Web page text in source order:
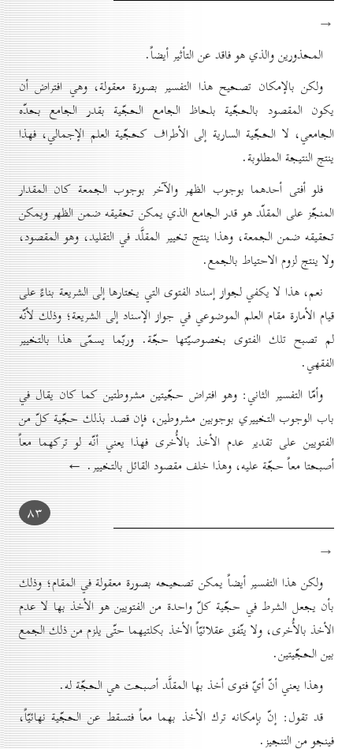
→
المحذورين والذي هو فاقد عن التأثير أيضاً.
ولكن بالإمكان تصحيح هذا التفسير بصورة معقولة، وهي افتراض أن
يكون المقصود بالحجّية بلحاظ الجامع الحجّية بقدر الجامع بحدّه
الجامعي، لا الحجّية السارية إلى الأطراف كحجّية العلم الإجمالي، فهذا
ينتج النتيجة المطلوبة.
فلو أفتى أحدهما بوجوب الظهر والآخر بوجوب الجمعة كان المقدار
المنجّز على المقلّد هو قدر الجامع الذي يمكن تحقيقه ضمن الظهر ويمكن
تحقيقه ضمن الجمعة، وهذا ينتج تخيير المقلَّد في التقليد، وهو المقصود،
ولا ينتج لزوم الاحتياط بالجمع.
نعم، هذا لا يكفي لجواز إسناد الفتوى التي يختارها إلى الشريعة بناءً على
قيام الأمارة مقام العلم الموضوعي في جواز الإسناد إلى الشريعة؛ وذلك لأنّه
لم تصبح تلك الفتوى بخصوصيّتها حجّة. وربّما يسمّى هذا بالتخيير
الفقهي.
وأمّا التفسير الثاني: وهو افتراض حجّيتين مشروطتين كما كان يقال في
باب الوجوب التخييري بوجوبين مشروطين، فإن قصد بذلك حجّية كلّ من
الفتويين على تقدير عدم الأخذ بالأُخری فهذا يعني أنّه لو تركهما معاً
أصبحتا معاً حجّة عليه، وهذا خلف مقصود القائل بالتخيير. ←
۸۳
→
ولكن هذا التفسير أيضاً يمكن تصحيحه بصورة معقولة في المقام؛ وذلك
بأن يجعل الشرط في حجّية كلّ واحدة من الفتويين هو الأخذ بها لا عدم
الأخذ بالأُخری، ولا يتّفق عقلائيّاً الأخذ بکلتيهما حتّى يلزم من ذلك الجمع
بين الحجّيتين.
وهذا يعني أنّ أيّ فتوى أخذ بها المقلَّد أصبحت هي الحجّة له.
قد تقول: إنّ بإمكانه ترك الأخذ بهما معاً فتسقط عن الحجّية نهائيّاً،
فينجو من التنجيز.